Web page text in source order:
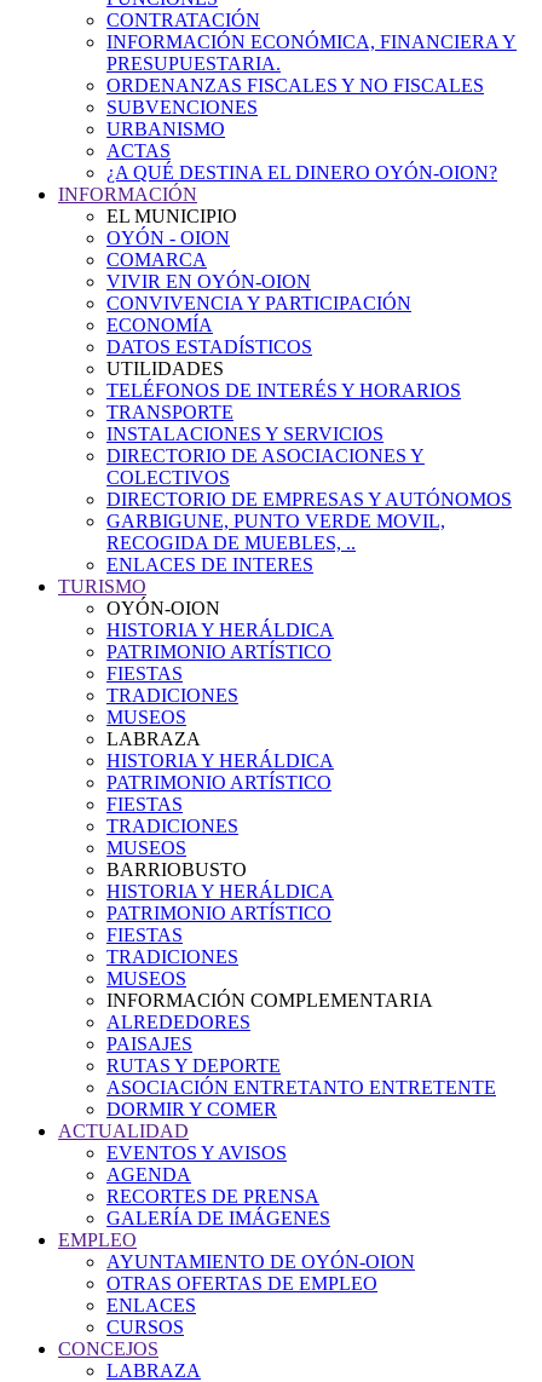
CONTRATACIÓN
INFORMACIÓN ECONÓMICA, FINANCIERA Y
PRESUPUESTARIA.
ORDENANZAS FISCALES Y NO FISCALES
SUBVENCIONES
URBANISMO
ACTAS
¿A QUÉ DESTINA EL DINERO OYÓN-OION?
INFORMACIÓN
EL MUNICIPIO
OYÓN - OION
COMARCA
VIVIR EN OYÓN-OION
CONVIVENCIA Y PARTICIPACIÓN
ECONOMÍA
DATOS ESTADÍSTICOS
UTILIDADES
TELÉFONOS DE INTERÉS Y HORARIOS
TRANSPORTE
INSTALACIONES Y SERVICIOS
DIRECTORIO DE ASOCIACIONES Y
COLECTIVOS
DIRECTORIO DE EMPRESAS Y AUTÓNOMOS
GARBIGUNE, PUNTO VERDE MOVIL,
RECOGIDA DE MUEBLES, ..
ENLACES DE INTERES
TURISMO
OYÓN-OION
HISTORIA Y HERÁLDICA
PATRIMONIO ARTÍSTICO
FIESTAS
TRADICIONES
MUSEOS
LABRAZA
HISTORIA Y HERÁLDICA
PATRIMONIO ARTÍSTICO
FIESTAS
TRADICIONES
MUSEOS
BARRIOBUSTO
HISTORIA Y HERÁLDICA
PATRIMONIO ARTÍSTICO
FIESTAS
TRADICIONES
MUSEOS
INFORMACIÓN COMPLEMENTARIA
ALREDEDORES
PAISAJES
RUTAS Y DEPORTE
ASOCIACIÓN ENTRETANTO ENTRETENTE
DORMIR Y COMER
ACTUALIDAD
EVENTOS Y AVISOS
AGENDA
RECORTES DE PRENSA
GALERÍA DE IMÁGENES
EMPLEO
AYUNTAMIENTO DE OYÓN-OION
OTRAS OFERTAS DE EMPLEO
ENLACES
CURSOS
CONCEJOS
LABRAZA